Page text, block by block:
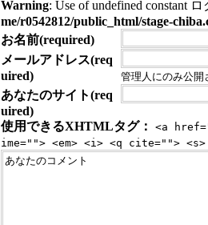
Warning: Use of undefined constant
me/r0542812/public_html/stage-
お名前(required)
メールアドレス(req
uired)
管理人にのみ公開
あなたのサイト(req
uired)
使用できるXHTMLタグ：
<a
ime=""> <em> <i> <q cite="">